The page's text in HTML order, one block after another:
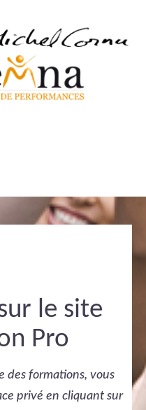
le site
Pro
des formations, vous
privé en cliquant sur